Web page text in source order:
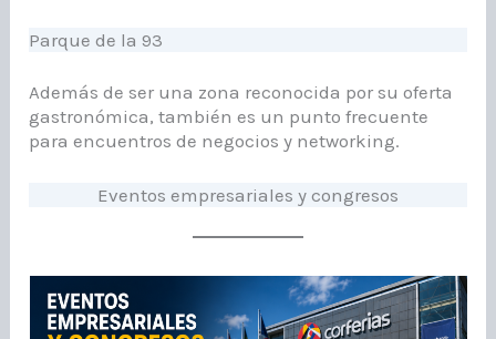
Parque de la 93
Además de ser una zona reconocida por su oferta
gastronómica, también es un punto frecuente
para encuentros de negocios y networking.
Eventos empresariales y congresos